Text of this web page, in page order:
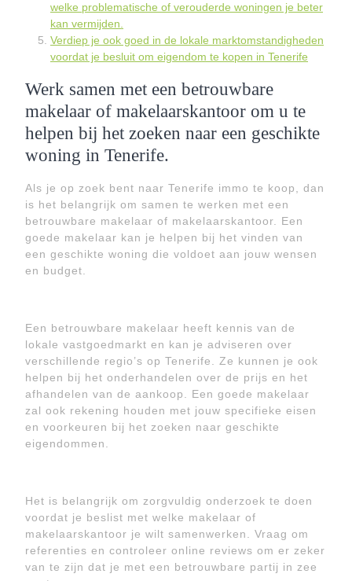
welke problematische of verouderde woningen je beter
kan vermijden.
Verdiep je ook goed in de lokale marktomstandigheden
voordat je besluit om eigendom te kopen in Tenerife
Werk samen met een betrouwbare
makelaar of makelaarskantoor om u te
helpen bij het zoeken naar een geschikte
woning in Tenerife.
Als je op zoek bent naar Tenerife immo te koop, dan
is het belangrijk om samen te werken met een
betrouwbare makelaar of makelaarskantoor. Een
goede makelaar kan je helpen bij het vinden van
een geschikte woning die voldoet aan jouw wensen
en budget.
Een betrouwbare makelaar heeft kennis van de
lokale vastgoedmarkt en kan je adviseren over
verschillende regio’s op Tenerife. Ze kunnen je ook
helpen bij het onderhandelen over de prijs en het
afhandelen van de aankoop. Een goede makelaar
zal ook rekening houden met jouw specifieke eisen
en voorkeuren bij het zoeken naar geschikte
eigendommen.
Het is belangrijk om zorgvuldig onderzoek te doen
voordat je beslist met welke makelaar of
makelaarskantoor je wilt samenwerken. Vraag om
referenties en controleer online reviews om er zeker
van te zijn dat je met een betrouwbare partij in zee